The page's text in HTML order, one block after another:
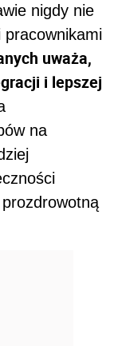
nigdy nie
uważa,
i lepszej
na